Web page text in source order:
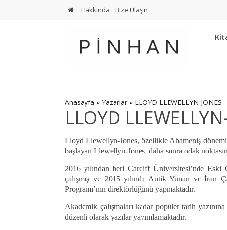
Hakkında Bize Ulaşın
Anasayfa » Yazarlar » LLOYD LLEWELLYN-JONES
LLOYD
Lloyd Llewellyn-Jones, özellikle Ahameniş dönemi
başlayan Llewellyn-Jones, daha sonra odak
2016 yılından beri Cardiff Üniversitesi’nde
çalışmış ve 2015 yılında Antik Yunan ve İran
Programı’nın direktörlüğünü yapmaktadır.
Akademik çalışmaları kadar popüler tarih
düzenli olarak yazılar yayımlamaktadır.